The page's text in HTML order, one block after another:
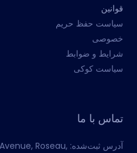
قوانین
سیاست حفظ حریم
خصوصی
شرایط و ضوابط
سیاست کوکی
تماس با ما
آدرس ثبت‌شده: Roseau,